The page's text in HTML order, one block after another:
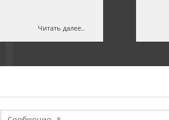
Читать далее..